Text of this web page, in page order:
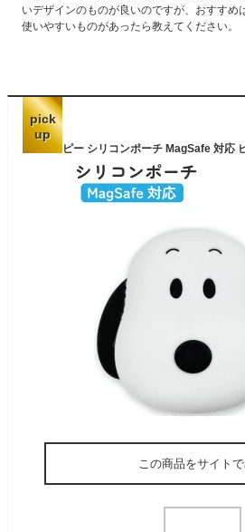
いデザインのものが良いのですが、おすすめ
使いやすいものがあったら教えてください。
pick
up
この商品をサイト